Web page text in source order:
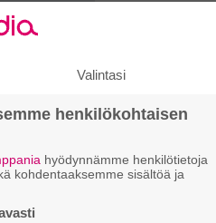
”Että
2. Uuno:
Valintasi
henkilökohtaisen
hyödynnämme henkilötietoja
kohdentaaksemme sisältöä ja